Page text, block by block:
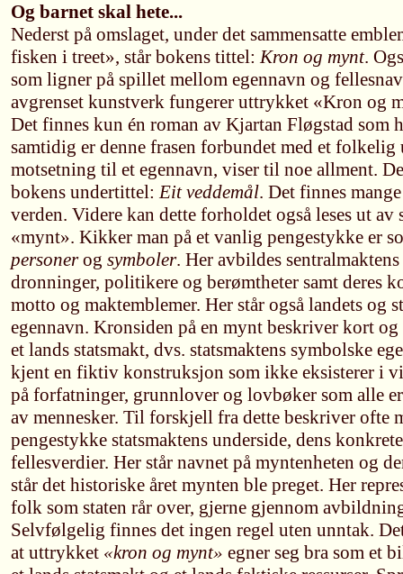
Og barnet skal hete...
Nederst på omslaget, under det sammensatte
fisken i treet», står bokens tittel:Kron og mynt.
som ligner på spillet mellom egennavn og
avgrenset kunstverk fungerer uttrykket «Kron og
Det finnes kun én roman av Kjartan Fløgstad som
samtidig er denne frasen forbundet med et
motsetning til et egennavn, viser til noe allment.
bokens undertittel:Eit veddemål. Det finnes
verden. Videre kan dette forholdet også leses ut
«mynt». Kikker man på et vanlig pengestykke er
personerog symboler. Her avbildes
dronninger, politikere og berømtheter samt deres
motto og maktemblemer. Her står også landets og
egennavn. Kronsiden på en mynt beskriver kort
et lands statsmakt, dvs. statsmaktens symbolske
kjent en fiktiv konstruksjon som ikke eksisterer i
på forfatninger, grunnlover og lovbøker som alle
av mennesker. Til forskjell fra dette beskriver ofte
pengestykke statsmaktens underside, dens
fellesverdier. Her står navnet på myntenheten og
står det historiske året mynten ble preget. Her
folk som staten rår over, gjerne gjennom
Selvfølgelig finnes det ingen regel uten unntak.
at uttrykket «kron og mynt» egner seg bra som et